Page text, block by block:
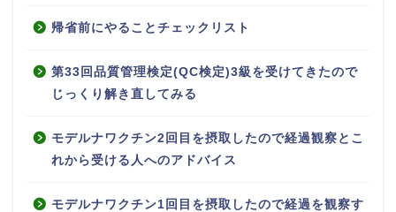
帰省前にやることチェックリスト
第33回品質管理検定(QC検定)3級を受けてきたので
じっくり解き直してみる
モデルナワクチン2回目を摂取したので経過観察とこ
れから受ける人へのアドバイス
モデルナワクチン1回目を摂取したので経過を観察す